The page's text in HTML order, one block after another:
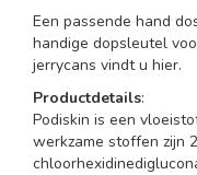
Een passende hand
handige dopsleutel
jerrycans vindt u hier.
Productdetails:
Podiskin is een
werkzame stoffen zijn